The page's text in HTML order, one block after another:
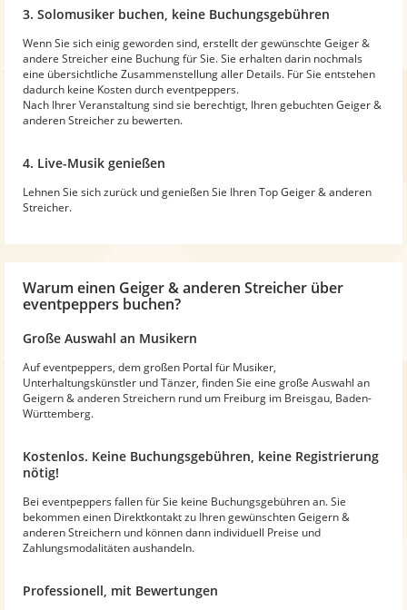
3. Solomusiker buchen, keine Buchungsgebühren
Wenn Sie sich einig geworden sind, erstellt der gewünschte Geiger &
andere Streicher eine Buchung für Sie. Sie erhalten darin nochmals
eine übersichtliche Zusammenstellung aller Details. Für Sie entstehen
dadurch keine Kosten durch eventpeppers.
Nach Ihrer Veranstaltung sind sie berechtigt, Ihren gebuchten Geiger &
anderen Streicher zu bewerten.
4. Live-Musik genießen
Lehnen Sie sich zurück und genießen Sie Ihren Top Geiger & anderen
Streicher.
Warum einen Geiger & anderen Streicher über
eventpeppers buchen?
Große Auswahl an Musikern
Auf eventpeppers, dem großen Portal für Musiker,
Unterhaltungskünstler und Tänzer, finden Sie eine große Auswahl an
Geigern & anderen Streichern rund um Freiburg im Breisgau, Baden-
Württemberg.
Kostenlos. Keine Buchungsgebühren, keine Registrierung
nötig!
Bei eventpeppers fallen für Sie keine Buchungsgebühren an. Sie
bekommen einen Direktkontakt zu Ihren gewünschten Geigern &
anderen Streichern und können dann individuell Preise und
Zahlungsmodalitäten aushandeln.
Professionell, mit Bewertungen